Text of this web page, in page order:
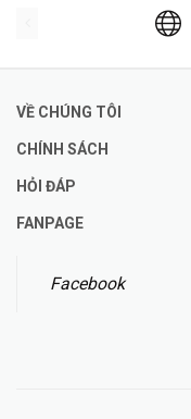
VỀ CHÚNG TÔI
CHÍNH SÁCH
HỎI ĐÁP
FANPAGE
Facebook